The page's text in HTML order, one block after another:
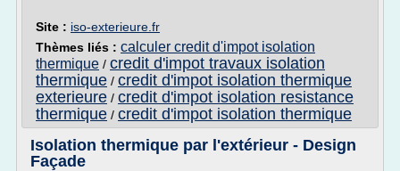
Site : iso-exterieure.fr
Thèmes liés : calculer credit d'impot isolation
thermique / credit d'impot travaux isolation
thermique / credit d'impot isolation thermique
exterieure / credit d'impot isolation resistance
thermique / credit d'impot isolation thermique
Isolation thermique par l'extérieur - Design
Façade